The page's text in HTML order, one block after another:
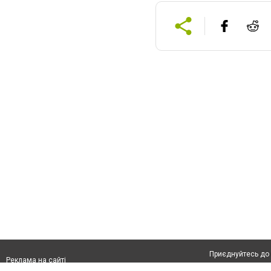
Реклама на сайті
Приєднуйтесь до